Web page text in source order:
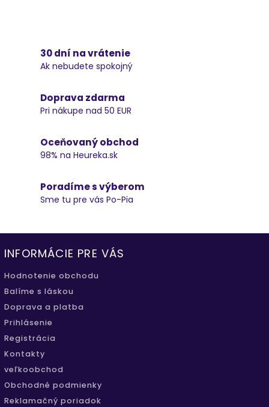
30 dní na vrátenie
Ak nebudete spokojný
Doprava zdarma
Pri nákupe nad 50 EUR
Oceňovaný obchod
98% na Heureka.sk
Poradíme s výberom
Sme tu pre vás Po-Pia
INFORMÁCIE PRE VÁS
Hodnotenie obchodu
Balíme s láskou
Doprava a platba
Prihlásenie
Registrácia
Kontakty
veľkoobchod
Obchodné podmienky
Reklamačný poriadok